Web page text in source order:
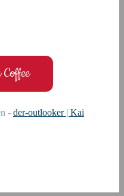
- der-outlooker | Kai